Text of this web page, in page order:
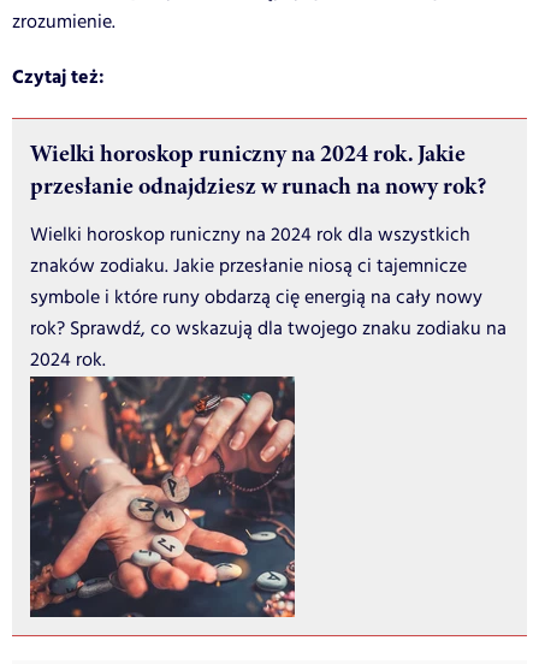
zrozumienie.
Czytaj też:
Wielki horoskop runiczny na 2024 rok. Jakie
przesłanie odnajdziesz w runach na nowy rok?
Wielki horoskop runiczny na 2024 rok dla wszystkich
znaków zodiaku. Jakie przesłanie niosą ci tajemnicze
symbole i które runy obdarzą cię energią na cały nowy
rok? Sprawdź, co wskazują dla twojego znaku zodiaku na
2024 rok.